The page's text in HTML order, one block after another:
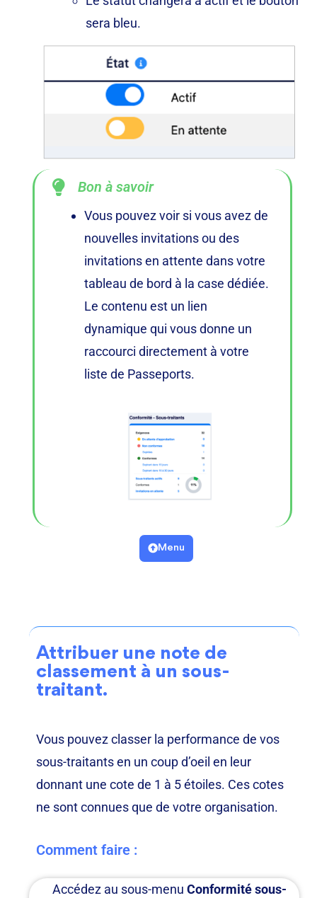
sera bleu.
Bon à savoir
Vous pouvez voir si vous avez de
nouvelles invitations ou des
invitations en attente dans votre
tableau de bord à la case dédiée.
Le contenu est un lien
dynamique qui vous donne un
raccourci directement à votre
liste de Passeports.
Menu
Attribuer une note de
classement à un sous-
traitant.
Vous pouvezclasser la performance de vos
sous-traitants en un coup d’oeil en leur
donnant une cote de 1 à 5 étoiles. Ces cotes
ne sont connues que de votre organisation.
Comment faire :
Accédez au sous-menu Conformité sous-